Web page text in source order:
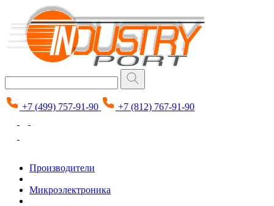
+7 (499) 757-91-90 +7 (812) 767-91-90
Производители
Микроэлектроника